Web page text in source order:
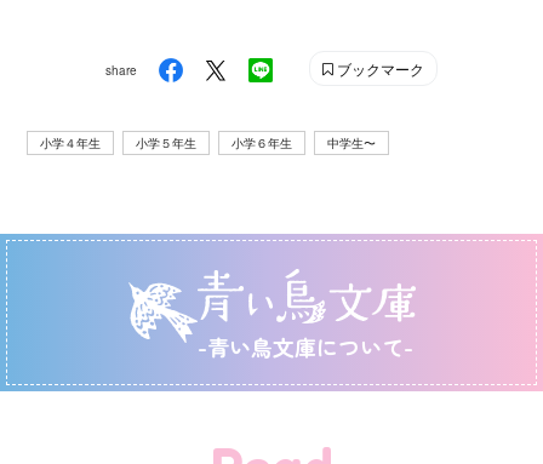
share ブックマーク
小学４年生 小学５年生 小学６年生 中学生〜
-青い鳥文庫について-